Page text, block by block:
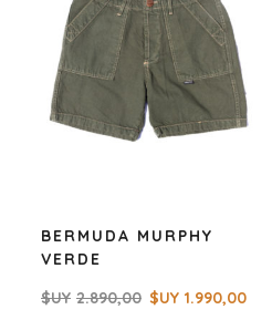
BERMUDA MURPHY
VERDE
$UY 2.890,00 $UY 1.990,00